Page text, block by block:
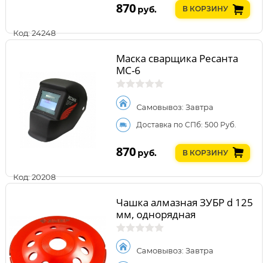
Код: 24248
870 руб. В КОРЗИНУ
Код: 20208
Маска сварщика Ресанта
МС-6
Самовывоз: Завтра
Доставка по СПб: 500 Руб.
870 руб. В КОРЗИНУ
Чашка алмазная ЗУБР d 125
мм, однорядная
Самовывоз: Завтра